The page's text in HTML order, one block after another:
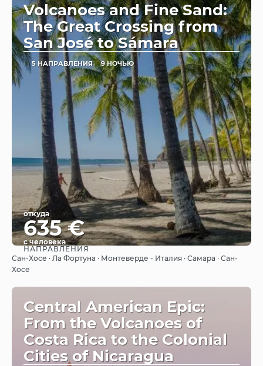
Volcanoes and Fine Sand:
The Great Crossing from
San José to Sámara
5 НАПРАВЛЕНИЯ 9 НОЧЬЮ
откуда
635 €
с человека
Видеть
НАПРАВЛЕНИЯ
Сан-Хосе · Ла Фортуна · Монтеверде - Италия · Самара · Сан-
Хосе
Central American Epic:
From the Volcanoes of
Costa Rica to the Colonial
Cities of Nicaragua